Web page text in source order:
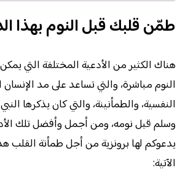
طمّن قلبك قبل النوم بهذا
هناك الكثير من الأدعية المختلفة التي
النوم مباشرة، والتي تساعد على مد الإنسان
النفسية، والطمأنينة، والتي كان يذكرها
وسلم قبل نومه، ومن أجمل وأفضل تلك
يدعوكم لها برونزية من أجل طمأنة القلب
الآتية: